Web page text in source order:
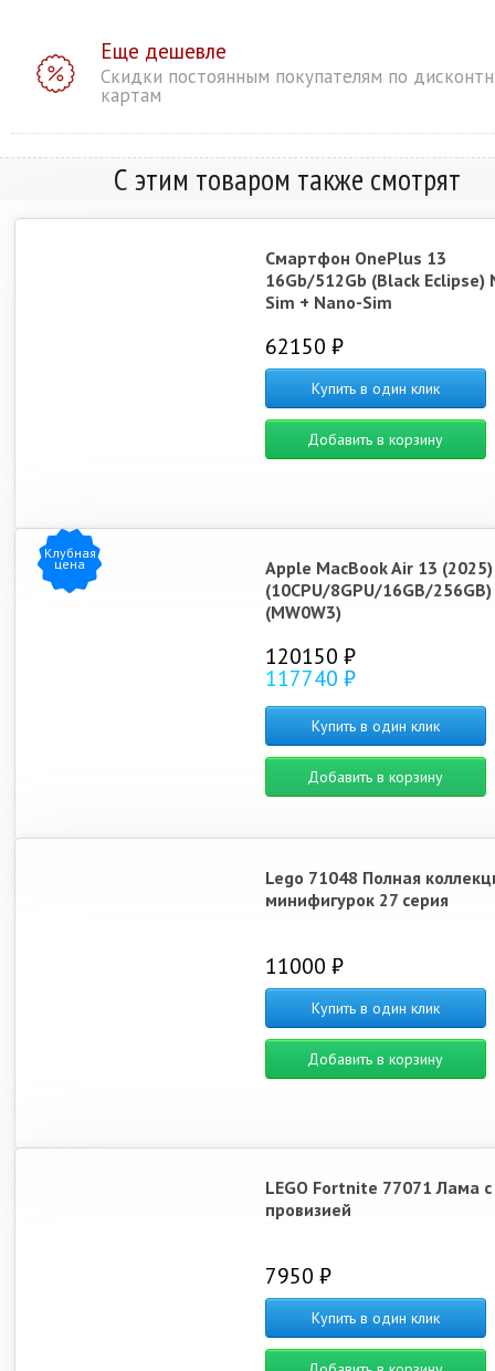
Еще дешевле
Скидки постоянным покупателям по
картам
С этим товаром также смотрят
Смартфон OnePlus 13
16Gb/512Gb (Black Eclipse)
Sim + Nano-Sim
62150 ₽
Купить в один клик
Добавить в корзину
Клубная
цена
Apple MacBook Air 13
(10CPU/8GPU/16GB/
(MW0W3)
120150 ₽
117740 ₽
Купить в один клик
Добавить в корзину
Lego 71048 Полная
минифигурок 27 серия
11000 ₽
Купить в один клик
Добавить в корзину
LEGO Fortnite 77071 Лама с
провизией
7950 ₽
Купить в один клик